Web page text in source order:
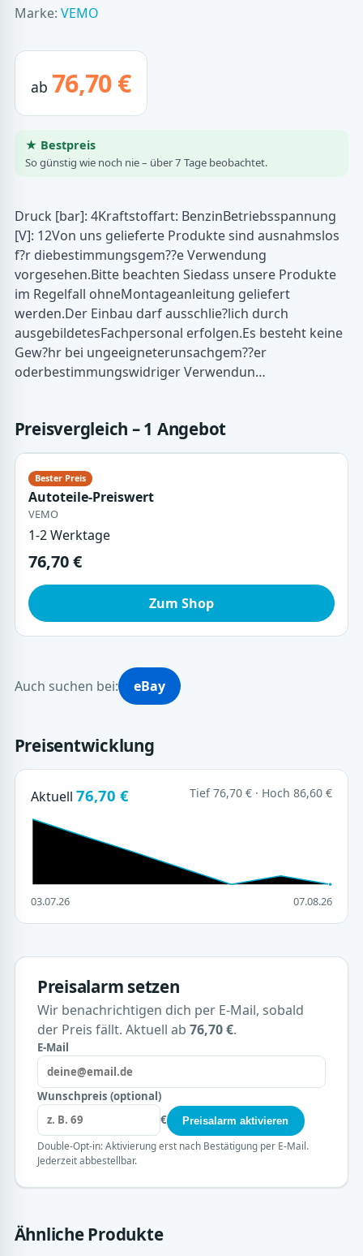
Marke: VEMO
ab 76,70 €
★ Bestpreis
So günstig wie noch nie – über 7 Tage beobachtet.
Druck [bar]: 4Kraftstoffart: BenzinBetriebsspannung
[V]: 12Von uns gelieferte Produkte sind ausnahmslos
f?r diebestimmungsgem??e Verwendung
vorgesehen.Bitte beachten Siedass unsere Produkte
im Regelfall ohneMontageanleitung geliefert
werden.Der Einbau darf ausschlie?lich durch
ausgebildetesFachpersonal erfolgen.Es besteht keine
Gew?hr bei ungeeigneterunsachgem??er
oderbestimmungswidriger Verwendun…
Preisvergleich – 1 Angebot
Autoteile-Preiswert
VEMO
1-2 Werktage
76,70 €
Zum Shop
Auch suchen bei: eBay
Preisentwicklung
Aktuell 76,70 € Tief 76,70 € · Hoch 86,60 €
03.07.26 07.08.26
Preisalarm setzen
Wir benachrichtigen dich per E-Mail, sobald
der Preis fällt. Aktuell ab 76,70 €.
E-Mail
Wunschpreis (optional)
€
Preisalarm aktivieren
Double-Opt-in: Aktivierung erst nach Bestätigung per E-Mail.
Jederzeit abbestellbar.
Ähnliche Produkte